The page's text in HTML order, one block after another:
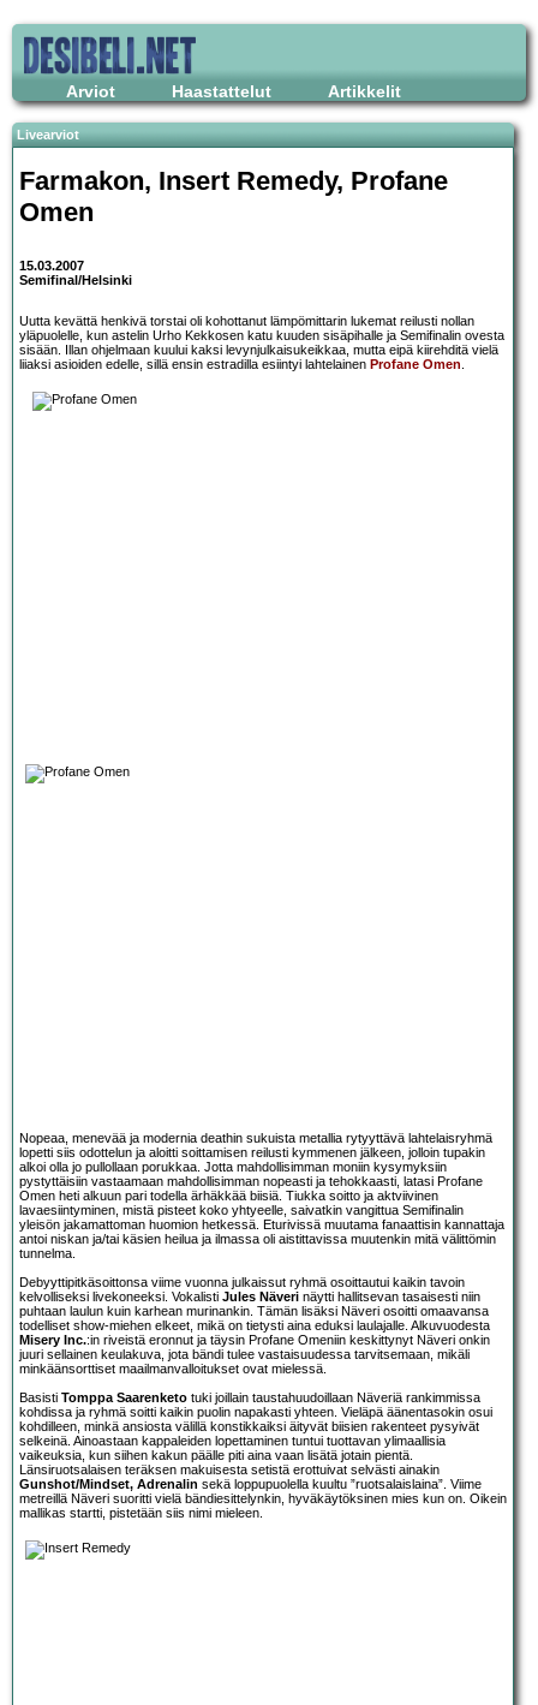
Arviot Haastattelut Artikkelit
Livearviot
Farmakon, Insert Remedy, Profane
Omen
15.03.2007
Semifinal/Helsinki
Uutta kevättä henkivä torstai oli kohottanut lämpömittarin lukemat reilusti nollan
yläpuolelle, kun astelin Urho Kekkosen katu kuuden sisäpihalle ja Semifinalin ovesta
sisään. Illan ohjelmaan kuului kaksi levynjulkaisukeikkaa, mutta eipä kiirehditä vielä
liiaksi asioiden edelle, sillä ensin estradilla esiintyi lahtelainen Profane Omen.
Nopeaa, menevää ja modernia deathin sukuista metallia rytyyttävä lahtelaisryhmä
lopetti siis odottelun ja aloitti soittamisen reilusti kymmenen jälkeen, jolloin tupakin
alkoi olla jo pullollaan porukkaa. Jotta mahdollisimman moniin kysymyksiin
pystyttäisiin vastaamaan mahdollisimman nopeasti ja tehokkaasti, latasi Profane
Omen heti alkuun pari todella ärhäkkää biisiä. Tiukka soitto ja aktviivinen
lavaesiintyminen, mistä pisteet koko yhtyeelle, saivatkin vangittua Semifinalin
yleisön jakamattoman huomion hetkessä. Eturivissä muutama fanaattisin kannattaja
antoi niskan ja/tai käsien heilua ja ilmassa oli aistittavissa muutenkin mitä välittömin
tunnelma.
Debyyttipitkäsoittonsa viime vuonna julkaissut ryhmä osoittautui kaikin tavoin
kelvolliseksi livekoneeksi. Vokalisti Jules Näveri näytti hallitsevan tasaisesti niin
puhtaan laulun kuin karhean murinankin. Tämän lisäksi Näveri osoitti omaavansa
todelliset show-miehen elkeet, mikä on tietysti aina eduksi laulajalle. Alkuvuodesta
Misery Inc.:in riveistä eronnut ja täysin Profane Omeniin keskittynyt Näveri onkin
juuri sellainen keulakuva, jota bändi tulee vastaisuudessa tarvitsemaan, mikäli
minkäänsorttiset maailmanvalloitukset ovat mielessä.
Basisti Tomppa Saarenketo tuki joillain taustahuudoillaan Näveriä rankimmissa
kohdissa ja ryhmä soitti kaikin puolin napakasti yhteen. Vieläpä äänentasokin osui
kohdilleen, minkä ansiosta välillä konstikkaiksi äityvät biisien rakenteet pysyivät
selkeinä. Ainoastaan kappaleiden lopettaminen tuntui tuottavan ylimaallisia
vaikeuksia, kun siihen kakun päälle piti aina vaan lisätä jotain pientä.
Länsiruotsalaisen teräksen makuisesta setistä erottuivat selvästi ainakin
Gunshot/Mindset, Adrenalin sekä loppupuolella kuultu ”ruotsalaislaina”. Viime
metreillä Näveri suoritti vielä bändiesittelynkin, hyväkäytöksinen mies kun on. Oikein
mallikas startti, pistetään siis nimi mieleen.